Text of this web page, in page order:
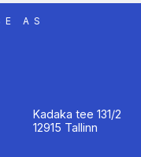
AS
Kadaka tee 131/2
12915 Tallinn